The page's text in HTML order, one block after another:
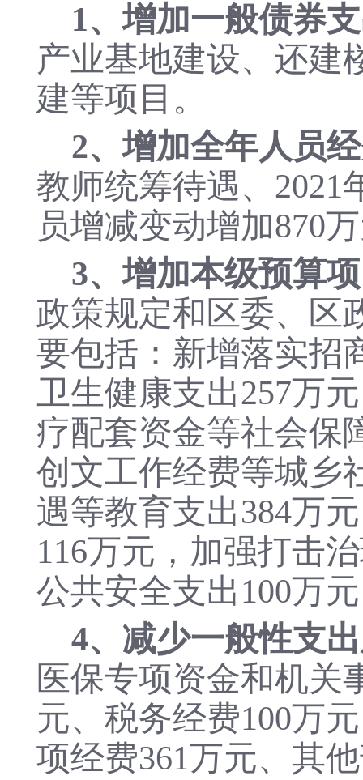
1、增加一般债券
产业基地建设、还建
建等项目。
2、增加全年人员
教师统筹待遇、2021
员增减变动增加870
3、增加本级预算
政策规定和区委、区
要包括：新增落实招
卫生健康支出257万
疗配套资金等社会保
创文工作经费等城乡
遇等教育支出384万
116万元，加强打击
公共安全支出100万
4、减少一般性支
医保专项资金和机关
元、税务经费100万
项经费361万元、其